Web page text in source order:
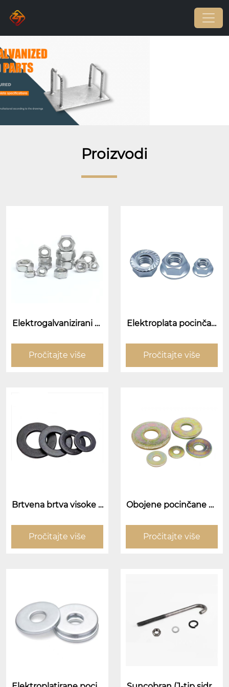
Proizvodi
Elektrogalvanizirani or
Pročitajte više
Elektroplata pocinčan
a lica za lice)
Pročitajte više
Brtvena brtva visoke č
Pročitajte više
Obojene pocinčane br
Pročitajte više